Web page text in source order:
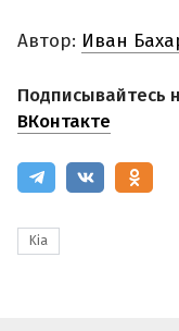
Автор: Иван
Подписывайтесь
ВКонтакте
Kia